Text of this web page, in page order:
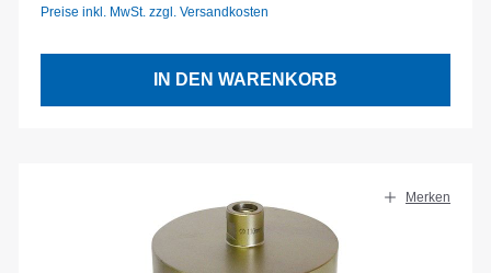
Preise inkl. MwSt. zzgl. Versandkosten
IN DEN WARENKORB
Merken